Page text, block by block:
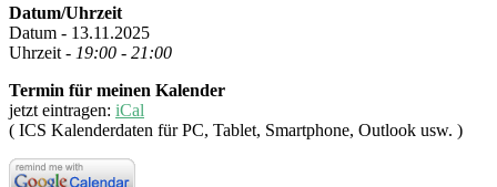
Datum/Uhrzeit
Datum - 13.11.2025
Uhrzeit - 19:00 - 21:00
Termin für meinen Kalender
jetzt eintragen: iCal
( ICS Kalenderdaten für PC, Tablet, Smartphone, Outlook usw. )